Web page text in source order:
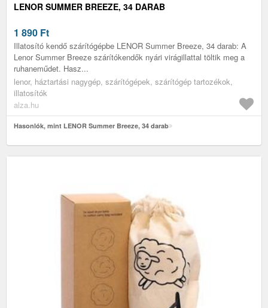
LENOR SUMMER BREEZE, 34 DARAB
1 890 Ft
Illatosító kendő szárítógépbe LENOR Summer Breeze, 34 darab: A
Lenor Summer Breeze szárítókendők nyári virágillattal töltik meg a
ruhaneműdet. Hasz...
lenor, háztartási nagygép, szárítógépek, szárítógép tartozékok,
illatosítók
alza.hu
Hasonlók, mint LENOR Summer Breeze, 34 darab